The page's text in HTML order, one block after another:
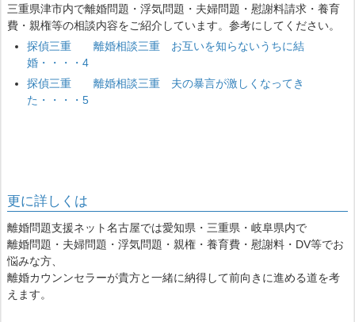
三重県津市内で離婚問題・浮気問題・夫婦問題・慰謝料請求・養育
費・親権等の相談内容をご紹介しています。参考にしてください。
探偵三重 離婚相談三重 お互いを知らないうちに結
婚・・・・4
探偵三重 離婚相談三重 夫の暴言が激しくなってき
た・・・・5
更に詳しくは
離婚問題支援ネット名古屋では愛知県・三重県・岐阜県内で
離婚問題・夫婦問題・浮気問題・親権・養育費・慰謝料・DV等でお
悩みな方、
離婚カウンンセラーが貴方と一緒に納得して前向きに進める道を考
えます。